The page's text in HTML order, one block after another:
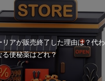
リアが販売終了した理由は？代わ
る便秘薬はどれ？